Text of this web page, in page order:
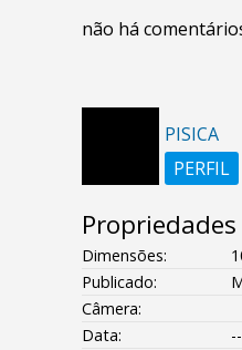
não há
PISICA
PERFIL
Dimensões:
Publicado:
Câmera:
Data:
--